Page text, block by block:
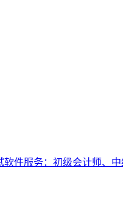
件服务：初级会计师、